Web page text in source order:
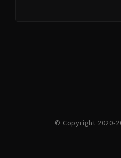
© Copyright 2020-